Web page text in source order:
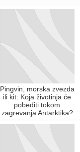
Pingvin, morska zvezda
ili kit: Koja životinja će
pobediti tokom
zagrevanja Antarktika?